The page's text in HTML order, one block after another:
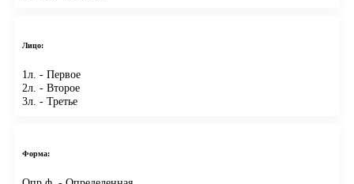
Лицо:
1л. - Первое
2л. - Второе
3л. - Третье
Форма: